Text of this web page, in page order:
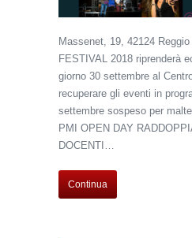
Massenet, 19, 42124
FESTIVAL 2018 riprenderà
giorno 30 settembre al
recuperare gli eventi in
settembre sospeso per
PMI OPEN DAY
DOCENTI…
Continua